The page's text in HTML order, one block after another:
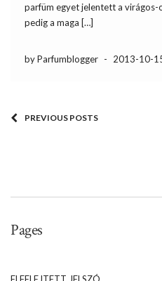
parfüm egyet jelentett a virágos-
pedig a maga […]
by Parfumblogger - 2013-10-
PREVIOUS POSTS
Pages